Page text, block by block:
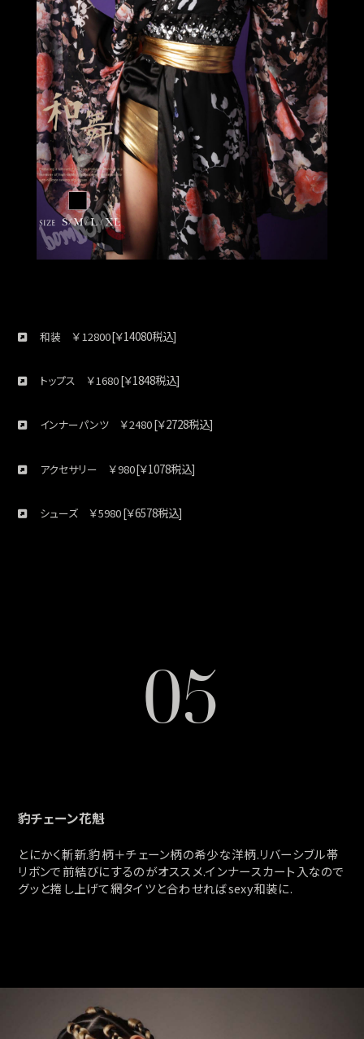
和装 ￥ 12800[￥14080税込]
トップス ￥1680[￥1848税込]
インナーパンツ ￥2480[￥2728税込]
アクセサリー ￥980[￥1078税込]
シューズ ￥5980[￥6578税込]
05
豹チェーン花魁
とにかく斬新.豹柄＋チェーン柄の希少な洋柄.リバーシブル帯
リボンで前結びにするのがオススメ.インナースカート入なので
グッと捲し上げて網タイツと合わせればsexy和装に.